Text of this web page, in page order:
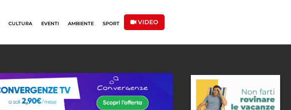
CULTURA EVENTI AMBIENTE SPORT VIDEO